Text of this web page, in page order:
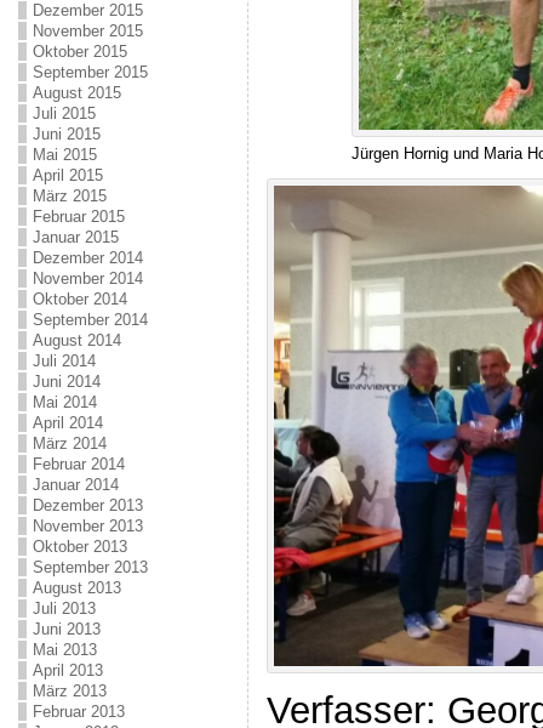
Dezember 2015
November 2015
Oktober 2015
September 2015
August 2015
Juli 2015
Juni 2015
Mai 2015
April 2015
März 2015
Februar 2015
Januar 2015
Dezember 2014
November 2014
Oktober 2014
September 2014
August 2014
Juli 2014
Juni 2014
Mai 2014
April 2014
März 2014
Februar 2014
Januar 2014
Dezember 2013
November 2013
Oktober 2013
September 2013
August 2013
Juli 2013
Juni 2013
Mai 2013
April 2013
März 2013
Februar 2013
Jürgen Hornig und Maria
Verfasser: